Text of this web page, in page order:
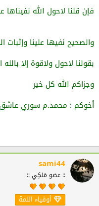
فإن قلنا لاحول الله
والصحيح نفيها علينا وإثبات
بقولنا لاحول ولاقوة إلا
وجزاكم الله كل خير
أخوكم : محمد.م سوري عاشق
sami44
:: عضو مَلكِي ::
أوفياء اللمة